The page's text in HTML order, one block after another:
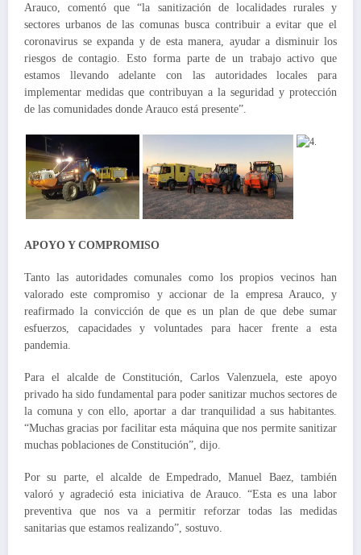
Arauco, comentó que “la sanitización de localidades rurales y
sectores urbanos de las comunas busca contribuir a evitar que el
coronavirus se expanda y de esta manera, ayudar a disminuir los
riesgos de contagio. Esto forma parte de un trabajo activo que
estamos llevando adelante con las autoridades locales para
implementar medidas que contribuyan a la seguridad y protección
de las comunidades donde Arauco está presente”.
APOYO Y COMPROMISO
Tanto las autoridades comunales como los propios vecinos han
valorado este compromiso y accionar de la empresa Arauco, y
reafirmado la convicción de que es un plan de que debe sumar
esfuerzos, capacidades y voluntades para hacer frente a esta
pandemia.
Para el alcalde de Constitución, Carlos Valenzuela, este apoyo
privado ha sido fundamental para poder sanitizar muchos sectores de
la comuna y con ello, aportar a dar tranquilidad a sus habitantes.
“Muchas gracias por facilitar esta máquina que nos permite sanitizar
muchas poblaciones de Constitución”, dijo.
Por su parte, el alcalde de Empedrado, Manuel Baez, también
valoró y agradeció esta iniciativa de Arauco. “Esta es una labor
preventiva que nos va a permitir reforzar todas las medidas
sanitarias que estamos realizando”, sostuvo.